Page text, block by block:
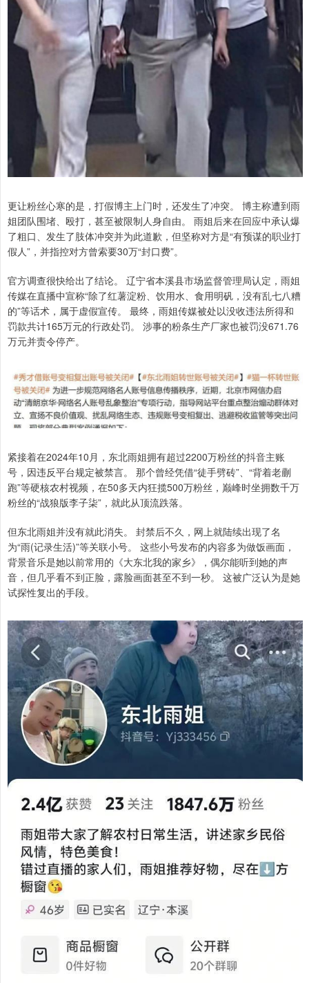
更让粉丝心寒的是，打假博主上门时，还发生了冲突。 博主称遭到雨
姐团队围堵、殴打，甚至被限制人身自由。 雨姐后来在回应中承认爆
了粗口、发生了肢体冲突并为此道歉，但坚称对方是“有预谋的职业打
假人”，并指控对方曾索要30万“封口费”。
官方调查很快给出了结论。 辽宁省本溪县市场监督管理局认定，雨姐
传媒在直播中宣称“除了红薯淀粉、饮用水、食用明矾，没有乱七八糟
的”等话术，属于虚假宣传。 最终，雨姐传媒被处以没收违法所得和
罚款共计165万元的行政处罚。 涉事的粉条生产厂家也被罚没671.76
万元并责令停产。
紧接着在2024年10月，东北雨姐拥有超过2200万粉丝的抖音主账
号，因违反平台规定被禁言。 那个曾经凭借“徒手劈砖”、“背着老蒯
跑”等硬核农村视频，在50多天内狂揽500万粉丝，巅峰时坐拥数千万
粉丝的“战狼版李子柒”，就此从顶流跌落。
但东北雨姐并没有就此消失。 封禁后不久，网上就陆续出现了名
为“雨(记录生活)”等关联小号。 这些小号发布的内容多为做饭画面，
背景音乐是她以前常用的《大东北我的家乡》，偶尔能听到她的声
音，但几乎看不到正脸，露脸画面甚至不到一秒。 这被广泛认为是她
试探性复出的手段。